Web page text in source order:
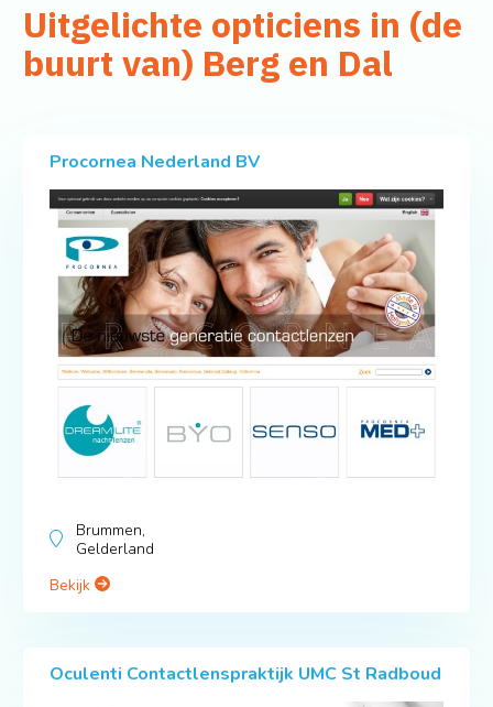
Uitgelichte opticiens in (de
buurt van) Berg en Dal
Procornea Nederland BV
Brummen,
Gelderland
Bekijk
Oculenti Contactlenspraktijk UMC St Radboud